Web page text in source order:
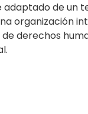
adaptado de un
organización
derechos